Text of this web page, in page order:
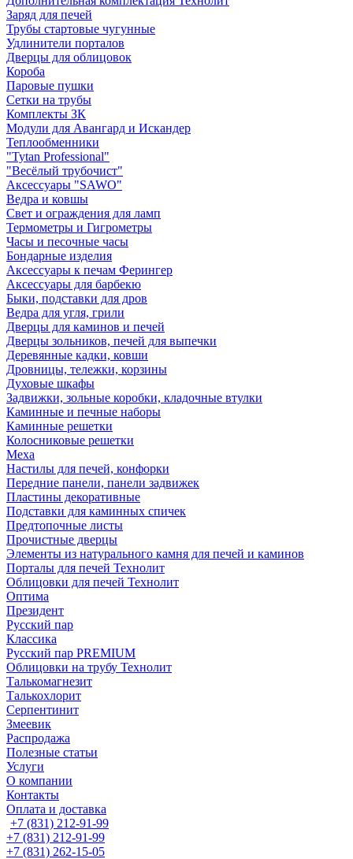
Заряд для печей
Трубы стартовые чугунные
Удлинители порталов
Дверцы для облицовок
Короба
Паровые пушки
Сетки на трубы
Комплекты ЗК
Модули для Авангард и Искандер
Теплообменники
"Tytan Professional"
"Весёлый трубочист"
Аксессуары "SAWO"
Ведра и ковшы
Свет и ограждения для ламп
Термометры и Гигрометры
Часы и песочные часы
Бондарные изделия
Аксессуары к печам Ферингер
Аксессуары для барбекю
Быки, подставки для дров
Ведра для угля, грили
Дверцы для каминов и печей
Дверцы зольников, печей для выпечки
Деревянные кадки, ковши
Дровницы, тележки, корзины
Духовые шкафы
Задвижки, зольные коробки, кладочные втулки
Каминные и печные наборы
Каминные решетки
Колосниковые решетки
Меха
Настилы для печей, конфорки
Передние панели, панели задвижек
Пластины декоративные
Подставки для каминных спичек
Предтопочные листы
Прочистные дверцы
Элементы из натурального камня для печей и каминов
Порталы для печей Технолит
Облицовки для печей Технолит
Оптима
Президент
Русский пар
Классика
Русский пар PREMIUM
Облицовки на трубу Технолит
Талькомагнезит
Талькохлорит
Серпентинит
Змеевик
Распродажа
Полезные статьи
Услуги
О компании
Контакты
Оплата и доставка
+7 (831) 212-91-99
+7 (831) 212-91-99
+7 (831) 262-15-05